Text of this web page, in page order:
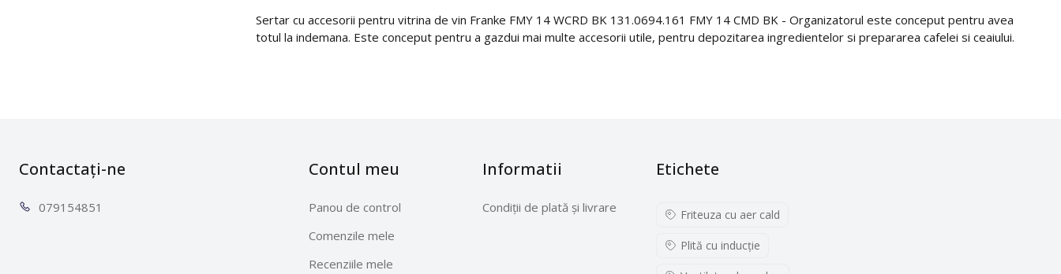
Sertar cu accesorii pentru vitrina de vin Franke FMY 14 WCRD BK 131.0694.161 FMY 14 CMD BK - Organizatorul este conceput pentru avea
totul la indemana. Este conceput pentru a gazdui mai multe accesorii utile, pentru depozitarea ingredientelor si prepararea cafelei si ceaiului.
Contactați-ne
0791 54851
Contul meu
Panou de control
Comenzile mele
Recenziile mele
Informatii
Condiții de plată și livrare
Etichete
Friteuza cu aer cald
Plită cu inducţie